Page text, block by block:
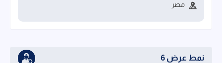
مصر
نمط عرض 6